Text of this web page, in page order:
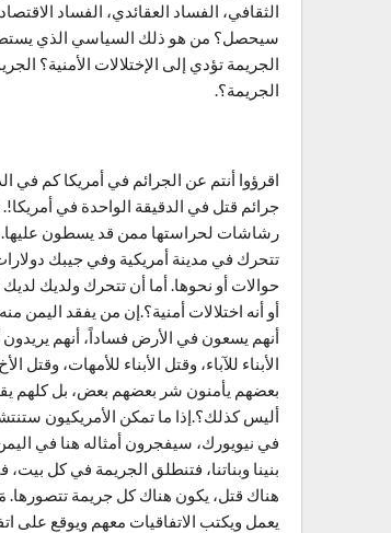
الثقافي، الفساد العقائدي، الفساد
سيحصل؟ من هو ذلك السياسي الذي
الجريمة تؤدي إلى الإختلالات الأمنية؟
الجريمة؟.
اقرؤوا أنتم عن الجرائم في أمريكا كم
جرائم قتل في الدقيقة الواحدة في
رشاشات لحراستها ممن قد يسطون عليها.
تتحرك في مدينة أمريكية وفي جيبك
حوالات أو نحوها. أما أن تتحرك ولديك
أو أنه اختلالات أمنية؟.إن من يفقد اليمن
أنهم يسعون في الأرض فساداً، أنهم
الأبناء للآباء، وقتل الأبناء للأمهات،
بعضهم يأمنون شر بعضهم بعض، بل كلهم
أليس كذلك؟.إذا ما تمكن الأمريكيون
في نيويورك، سيفجرون أمثاله هنا في
بنينا وبناتنا، فتنطلق الجريمة في كل
هناك قتل، يكون هناك كل جريمة
يعمل ويكتب الاتفاقيات معهم ويوقع على